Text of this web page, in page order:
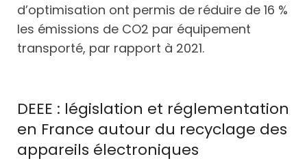
d’optimisation ont permis de réduire de 16 %
les émissions de CO2 par équipement
transporté, par rapport à 2021.
DEEE : législation et réglementation
en France autour du recyclage des
appareils électroniques